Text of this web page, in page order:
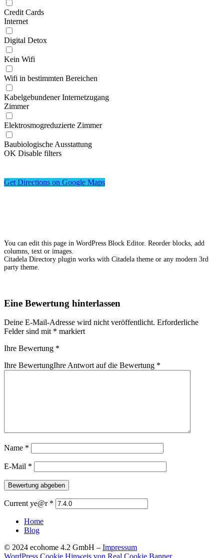
Credit Cards
Internet
Digital Detox
Kein Wifi
Wifi in bestimmten Bereichen
Kabelgebundener Internetzugang
Zimmer
Elektrosmogreduzierte Zimmer
Baubiologische Ausstattung
OK Disable filters
Get Directions on Google Maps
You can edit this page in WordPress Block Editor. Reorder blocks, add
columns, text or images.
Citadela Directory plugin works with Citadela theme or any modern 3rd
party theme.
Eine Bewertung hinterlassen
Deine E-Mail-Adresse wird nicht veröffentlicht. Erforderliche
Felder sind mit * markiert
Ihre Bewertung *
Ihre BewertungIhre Antwort auf die Bewertung *
Name *
E-Mail *
Current ye@r *
Home
Blog
© 2024 ecohome 4.2 GmbH – Impressum